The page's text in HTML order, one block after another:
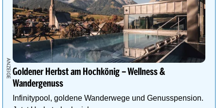
Goldener Herbst am Hochkönig – Wellness &
Wandergenuss
Infinitypool, goldene Wanderwege und Genusspension.